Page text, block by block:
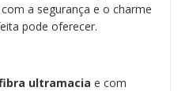
a segurança e o charme
pode oferecer.
ultramacia e com